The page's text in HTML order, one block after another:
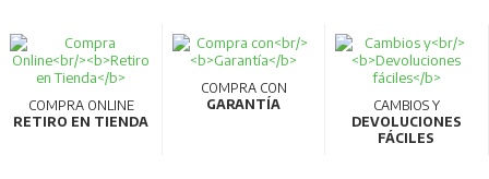
termoplásticos fácilmente reciclables y cumplen con la
normativa RoHS.
Alta calidad y eficiencia:
Producidos en líneas de
COMPRA ONLINE
RETIRO EN TIENDA
COMPRA CON
GARANTÍA
CAMBIOS Y
DEVOLUCIONES
FÁCILES